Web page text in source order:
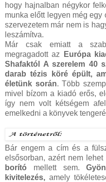
hogy hajnalban négykor
munka előtt legyen még egy
szervezetem már nem is
leszámítva.
Már csak emiatt a
megragadott az
Európa
Shafaktól A szerelem 40
darab tézis köré épült,
életünk során. Több
mivel bízom a kiadó erős,
így nem volt kétségem
emelkedni a könyvek
Bár engem a cím és a
elsősorban, azért nem
borító mellett sem.
kivitelezés, amely